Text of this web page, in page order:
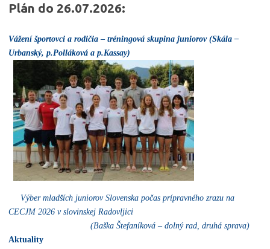
Plán do 26.07.2026:
Vážení športovci a rodičia – tréningová skupina juniorov (Skála –
Urbanský, p.Polláková a p.Kassay)
Výber mladších juniorov Slovenska počas prípravného zrazu na
CECJM 2026 v slovinskej Radovljici
(Baška Štefaníková – dolný rad, druhá sprava)
Aktuality